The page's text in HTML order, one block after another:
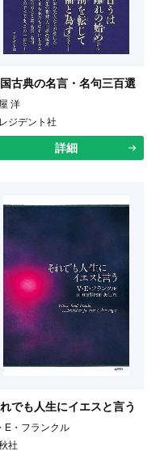
古典の名言・名句三百選
洋
ジデント社
詳細
でも人生にイエスと言う
E・フランクル
社